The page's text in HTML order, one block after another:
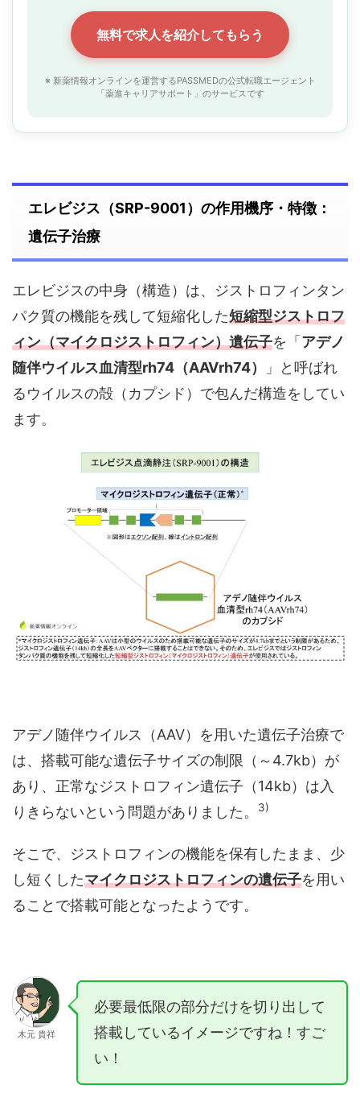
無料で求人を紹介してもらう
※ 新薬情報オンラインを運営するPASSMEDの公式転職エージェント
「薬進キャリアサポート」のサービスです
エレビジス（SRP-9001）の作用機序・特徴：
遺伝子治療
エレビジスの中身（構造）は、ジストロフィンタン
パク質の機能を残して短縮化した短縮型ジストロフ
ィン（マイクロジストロフィン）遺伝子を「アデノ
随伴ウイルス血清型rh74（AAVrh74）
」と呼ばれ
るウイルスの殻（カプシド）で包んだ構造をしてい
ます。
アデノ随伴ウイルス（AAV）を用いた遺伝子治療で
は、搭載可能な遺伝子サイズの制限（～4.7kb）が
あり、正常なジストロフィン遺伝子（14kb）は入
りきらないという問題がありました。
3)
そこで、ジストロフィンの機能を保有したまま、少
し短くしたマイクロジストロフィンの遺伝子を用い
ることで搭載可能となったようです。
木元 貴祥
必要最低限の部分だけを切り出して
搭載しているイメージですね！すご
い！